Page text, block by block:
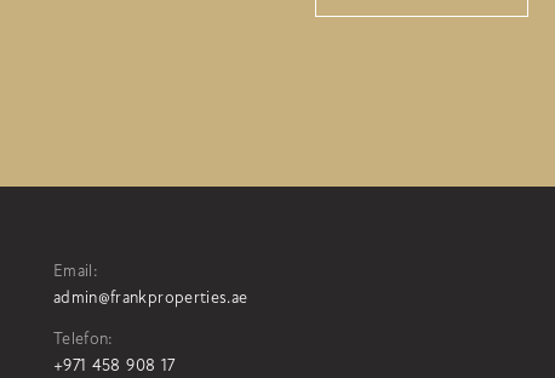
Email:
admin@frankproperties.ae
Telefon:
+971 458 908 17